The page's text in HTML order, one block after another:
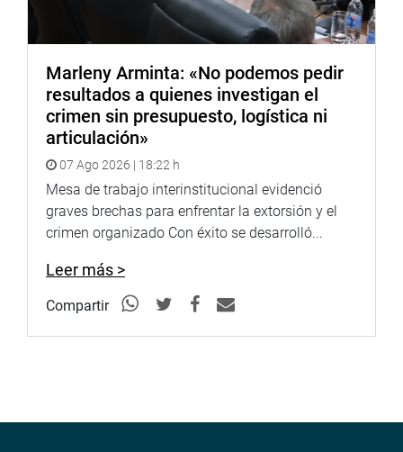
Marleny Arminta: «No podemos pedir
resultados a quienes investigan el
crimen sin presupuesto, logística ni
articulación»
07 Ago 2026 | 18:22 h
Mesa de trabajo interinstitucional evidenció
graves brechas para enfrentar la extorsión y el
crimen organizado Con éxito se desarrolló...
Leer más >
Compartir